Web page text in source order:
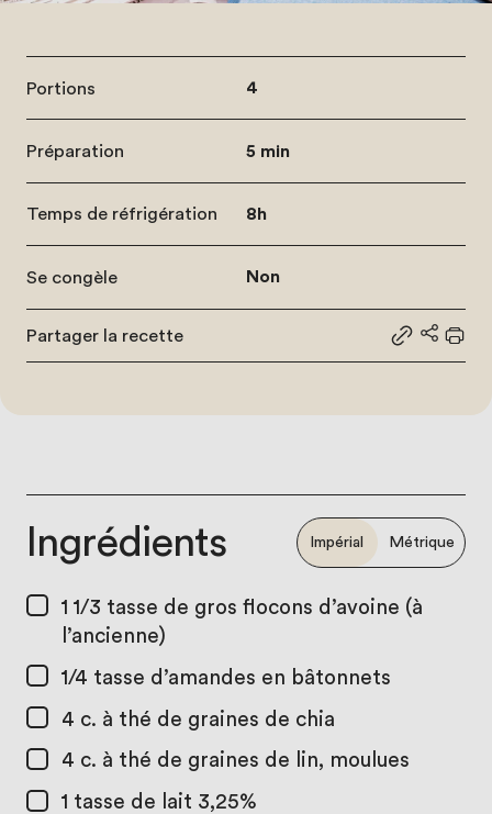
Portions 4
Préparation 5 min
Temps de réfrigération 8h
Se congèle Non
Partager la recette
Partager
Ingrédients Impérial Métrique
1 1/3 tasse de gros flocons d’avoine (à
l’ancienne)
1/4 tasse d’amandes en bâtonnets
4 c. à thé de graines de chia
4 c. à thé de graines de lin, moulues
1 tasse de lait 3,25%